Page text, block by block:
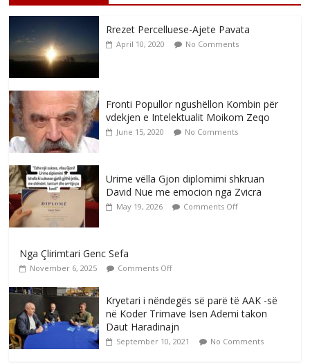
Rrezet Percelluese-Ajete Pavata
April 10, 2020 No Comments
Fronti Popullor ngushëllon Kombin për
vdekjen e Intelektualit Moikom Zeqo
June 15, 2020 No Comments
Urime vëlla Gjon diplomimi shkruan
David Nue me emocion nga Zvicra
May 19, 2026 Comments Off
Nga Çlirimtari Genc Sefa
November 6, 2025 Comments Off
Kryetari i nëndegës së parë të AAK -së
në Koder Trimave Isen Ademi takon
Daut Haradinajn
September 10, 2021 No Comments